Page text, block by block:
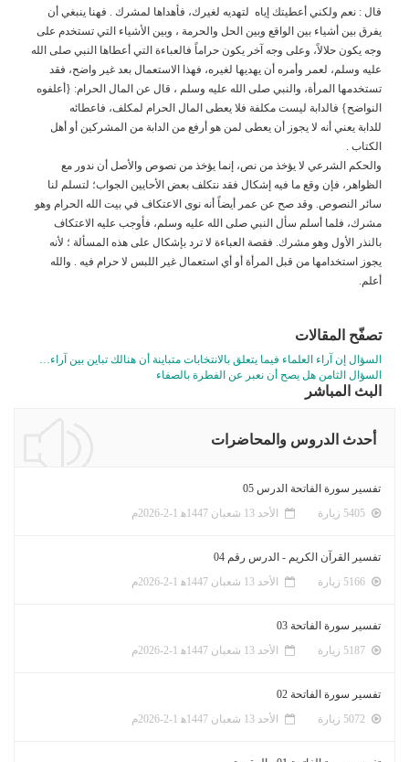
قال : نعم ولكني أعطيتك إياه لتهديه لغيرك، فأهداها لمشرك . فهنا ينبغي أن
يفرق بين أشياء بين الواقع وبين الحل والحرمة ، وبين الأشياء التي تستخدم على
وجه يكون حلالاً، وعلى وجه آخر يكون حراماً فالعباءة التي أعطاها النبي صلى الله
عليه وسلم، لعمر وأمره أن يهديها لغيره، فهذا الاستعمال بعد غير واضح، فقد
تستخدمها المرأة، والنبي صلى الله عليه وسلم ، قال عن المال الحرام: {أعلفوه
النواضح} فالدابة ليست مكلفة فلا يعطى المال الحرام لمكلف، فاعطائه
للدابة يعني أنه لا يجوز أن يعطى لمن هو أرفع من الدابة من المشركين أو أهل
الكتاب .
والحكم الشرعي لا يؤخذ من نص، إنما يؤخذ من نصوص والأصل أن ندور مع
الظواهر، فإن وقع ما فيه إشكال فقد نتكلف بعض الأحايين الجواب؛ لتسلم لنا
سائر النصوص. وقد صح عن عمر أيضاً أنه نوى الاعتكاف في بيت الله الحرام وهو
مشرك، فلما أسلم سأل النبي صلى الله عليه وسلم، فأوجب عليه الاعتكاف
بالنذر الأول وهو مشرك. فقصة العباءة لا ترد بإشكال على هذه المسألة ؛ لأنه
يجوز استخدامها من قبل المرأة أو أي استعمال غير اللبس لا حرام فيه . والله
أعلم.
تصفّح المقالات
السؤال إن آراء العلماء فيما يتعلق بالانتخابات متباينة أن هنالك تباين بين آراء…
السؤال الثامن هل يصح أن نعبر عن الفطرة بالصفاء
البث المباشر
أحدث الدروس والمحاضرات
تفسير سورة الفاتحة الدرس 05
الأحد 13 شعبان 1447ﻫ 1-2-2026م
تفسير القرآن الكريم - الدرس رقم 04
الأحد 13 شعبان 1447ﻫ 1-2-2026م
تفسير سورة الفاتحة 03
الأحد 13 شعبان 1447ﻫ 1-2-2026م
تفسير سورة الفاتحة 02
الأحد 13 شعبان 1447ﻫ 1-2-2026م